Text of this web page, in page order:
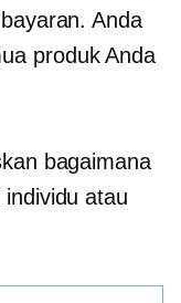
Anda
produk Anda
bagaimana
atau